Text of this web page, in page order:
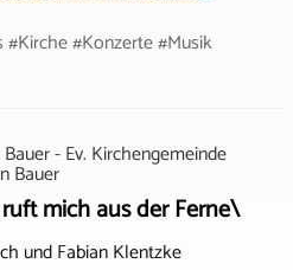
#Konzerte #Musik
- Ev. Kirchengemeinde
Bauer
mich aus der Ferne\
und Fabian Klentzke